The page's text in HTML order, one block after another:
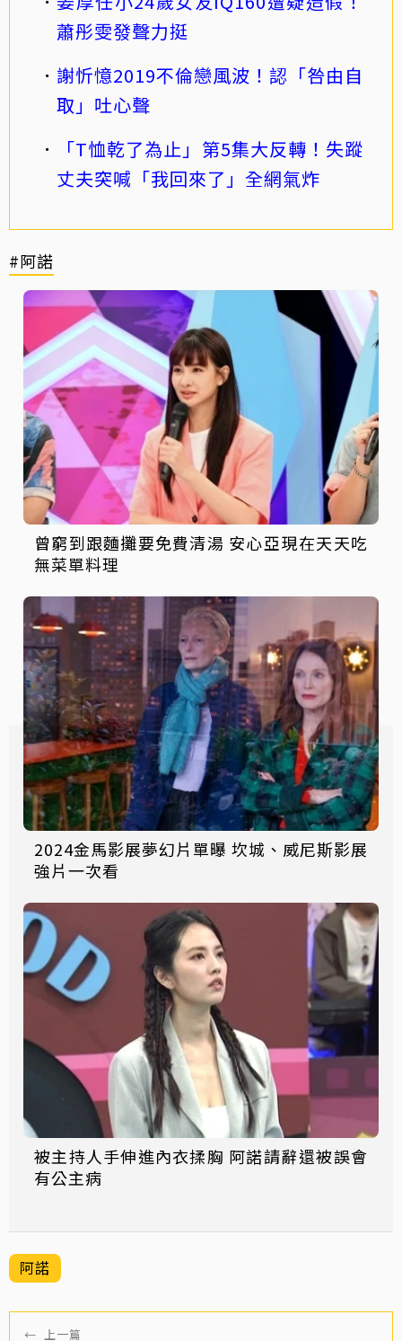
蕭彤雯發聲力挺
謝忻憶2019不倫戀風波！認「咎由自
取」吐心聲
「T恤乾了為止」第5集大反轉！失蹤
丈夫突喊「我回來了」全網氣炸
#阿諾
曾窮到跟麵攤要免費清湯 安心亞現在天天吃
無菜單料理
2024金馬影展夢幻片單曝 坎城、威尼斯影展
強片一次看
被主持人手伸進內衣揉胸 阿諾請辭還被誤會
有公主病
阿諾
← 上一篇